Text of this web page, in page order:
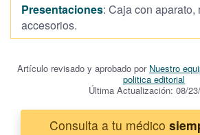
Presentaciones: Caja con aparato,
accesorios.
Artículo revisado y aprobado por Nuestro
politica editorial
Última Actualización: 08/
Consulta a tu médico